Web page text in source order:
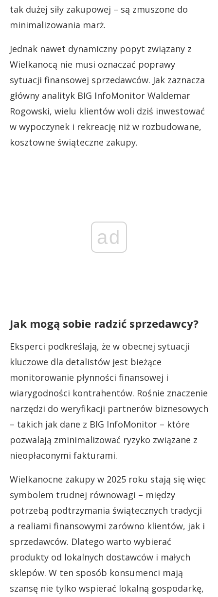
tak dużej siły zakupowej – są zmuszone do
minimalizowania marż.
Jednak nawet dynamiczny popyt związany z
Wielkanocą nie musi oznaczać poprawy
sytuacji finansowej sprzedawców. Jak zaznacza
główny analityk BIG InfoMonitor Waldemar
Rogowski, wielu klientów woli dziś inwestować
w wypoczynek i rekreację niż w rozbudowane,
kosztowne świąteczne zakupy.
ad
Jak mogą sobie radzić sprzedawcy?
Eksperci podkreślają, że w obecnej sytuacji
kluczowe dla detalistów jest bieżące
monitorowanie płynności finansowej i
wiarygodności kontrahentów. Rośnie znaczenie
narzędzi do weryfikacji partnerów biznesowych
– takich jak dane z BIG InfoMonitor – które
pozwalają zminimalizować ryzyko związane z
nieopłaconymi fakturami.
Wielkanocne zakupy w 2025 roku stają się więc
symbolem trudnej równowagi – między
potrzebą podtrzymania świątecznych tradycji
a realiami finansowymi zarówno klientów, jak i
sprzedawców. Dlatego warto wybierać
produkty od lokalnych dostawców i małych
sklepów. W ten sposób konsumenci mają
szansę nie tylko wspierać lokalną gospodarkę,